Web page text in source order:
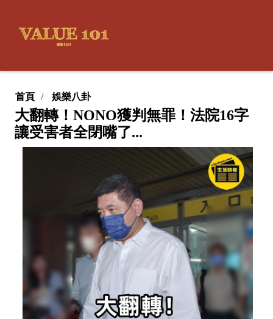
首頁 娛樂八卦
大翻轉！NONO獲判無罪！法院16字
讓受害者全閉嘴了...